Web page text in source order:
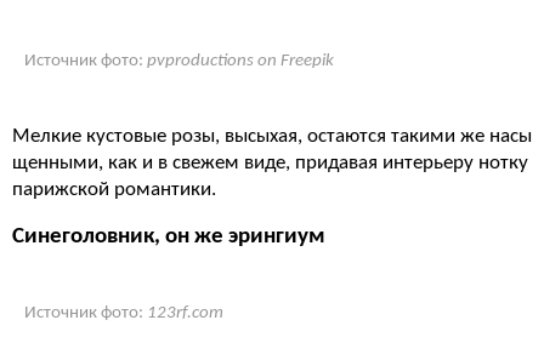
Источник фото: pvproductions on Freepik
Мелкие кустовые розы, высыхая, остаются такими же насы
щенными, как и в свежем виде, придавая интерьеру нотку
парижской романтики.
Синеголовник, он же эрингиум
Источник фото: 123rf.com